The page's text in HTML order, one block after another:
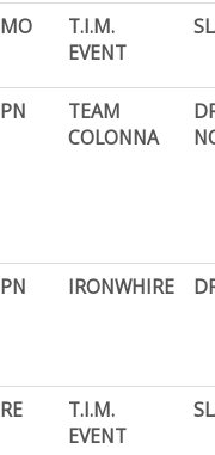
MO
T.I.M.
EVENT
PN
TEAM
COLONNA
PN IRONWHIRE
RE
T.I.M.
EVENT